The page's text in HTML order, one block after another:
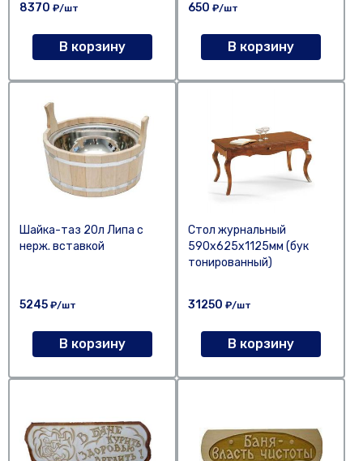
8370 ₽/шт
В корзину
650 ₽/шт
В корзину
Шайка-таз 20л Липа с
нерж. вставкой
5245 ₽/шт
В корзину
Стол журнальный
590х625х1125мм (бук
тонированный)
31250 ₽/шт
В корзину